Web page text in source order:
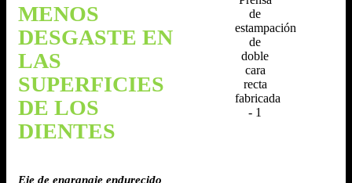
MENOS
DESGASTE EN
LAS
SUPERFICIES
DE LOS
DIENTES
Eje de engranaje endurecido